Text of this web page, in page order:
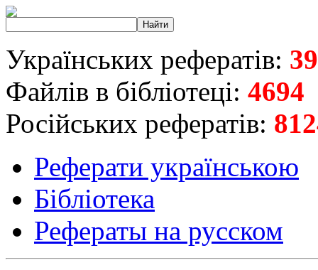
Українських рефератів:
Файлів в бібліотеці: 4694
Російських рефератів:
Реферати українською
Бібліотека
Рефераты на русском